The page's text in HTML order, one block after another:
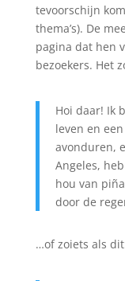
tevoorschijn
thema’s). De
pagina dat hen
bezoekers. Het
Hoi daar! Ik
leven en
avonduren,
Angeles,
hou van
door de
…of zoiets als